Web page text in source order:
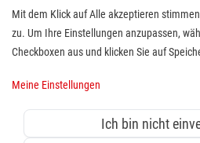
(m/w/
In Teilzeit (20-30 Wo./Std.)
Mit dem Klick auf Alle akzeptieren
zu. Um Ihre Einstellungen anzupassen,
Checkboxen aus und klicken Sie auf
Meine Einstellungen
Ich bin nicht